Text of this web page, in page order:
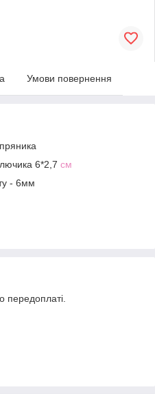
Умови повернення
6*2,7 см
- 6мм
передоплаті.